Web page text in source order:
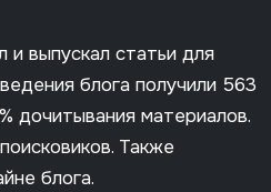
и выпускал статьи для
блога получили 563
дочитывания материалов.
Также
блога.